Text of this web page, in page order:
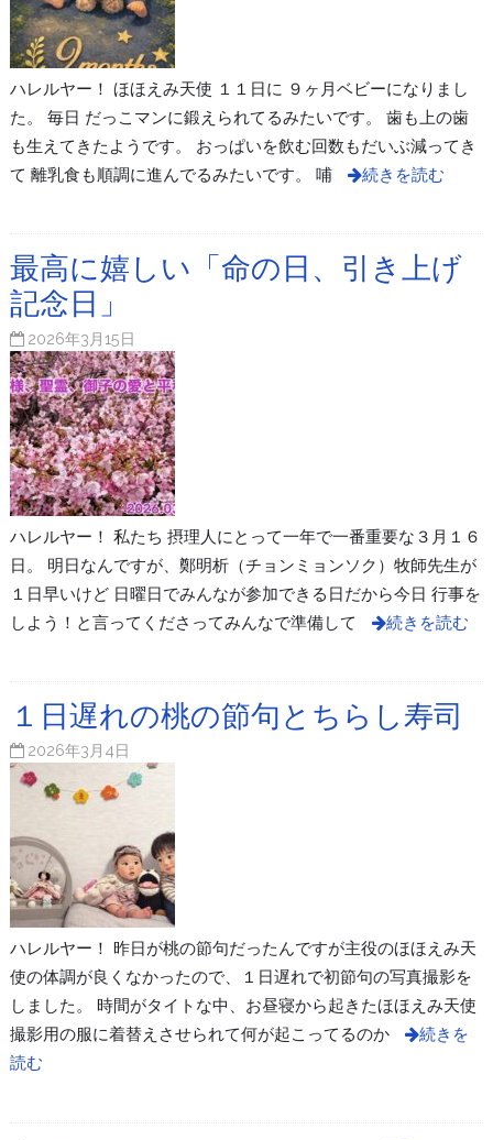
ハレルヤー！ ほほえみ天使 １１日に ９ヶ月ベビーになりまし
た。 毎日 だっこマンに鍛えられてるみたいです。 歯も上の歯
も生えてきたようです。 おっぱいを飲む回数もだいぶ減ってき
て 離乳食も順調に進んでるみたいです。 哺
続きを読む
最高に嬉しい「命の日、引き上げ
記念日」
2026年3月15日
ハレルヤー！ 私たち 摂理人にとって一年で一番重要な３月１６
日。 明日なんですが、鄭明析（チョンミョンソク）牧師先生が
１日早いけど 日曜日でみんなが参加できる日だから今日 行事を
しよう！と言ってくださってみんなで準備して
続きを読む
１日遅れの桃の節句とちらし寿司
2026年3月4日
ハレルヤー！ 昨日が桃の節句だったんですが主役のほほえみ天
使の体調が良くなかったので、１日遅れで初節句の写真撮影を
しました。 時間がタイトな中、お昼寝から起きたほほえみ天使
撮影用の服に着替えさせられて何が起こってるのか
続きを
読む